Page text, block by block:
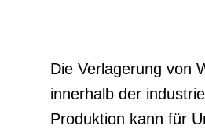
Die Verlagerung von
innerhalb der
Produktion kann für